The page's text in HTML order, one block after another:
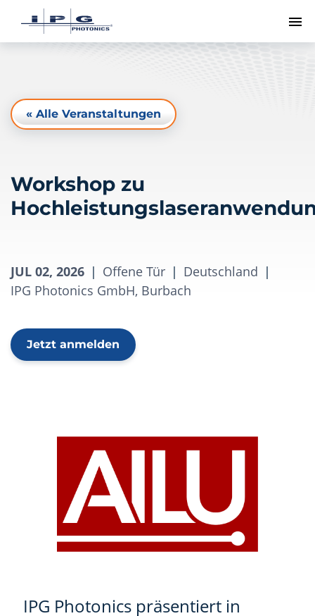
« Alle Veranstaltungen
Workshop zu
JUL 02, 2026 | Offene Tür | Deutschland |
IPG Photonics GmbH, Burbach
Jetzt anmelden
IPG Photonics präsentiert in